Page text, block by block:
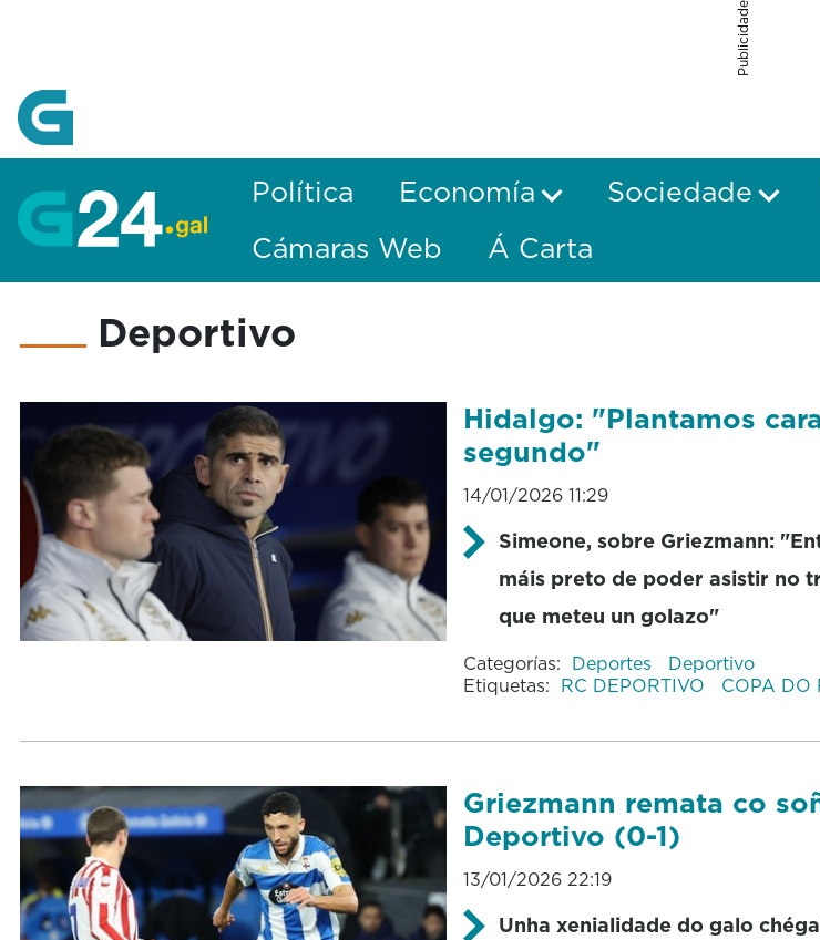
Publicidade
Política Economía Sociedade
Cámaras Web
Á Carta
Deportivo
Hidalgo: "Plantamos
segundo"
14/01/2026 11:29
Simeone, sobre Griezmann:
máis preto de poder asistir no
que meteu un golazo"
Categorías: Deportes
Deportivo
Etiquetas: RC DEPORTIVO COPA DO
Griezmann remata co
Deportivo (0-1)
13/01/2026 22:19
Unha xenialidade do galo